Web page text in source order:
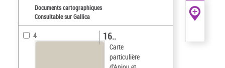
Documents cartographiques
Consultable sur Gallica
4
Carte
particulière
16..